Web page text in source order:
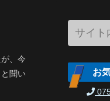
、今
聞い
お